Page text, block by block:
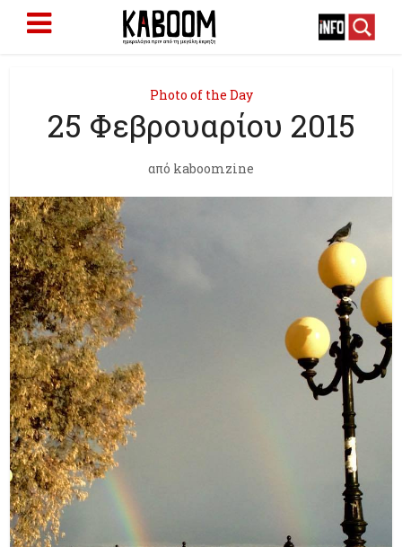
Photo of the Day
25 Φεβρουαρίου 2015
από kaboomzine